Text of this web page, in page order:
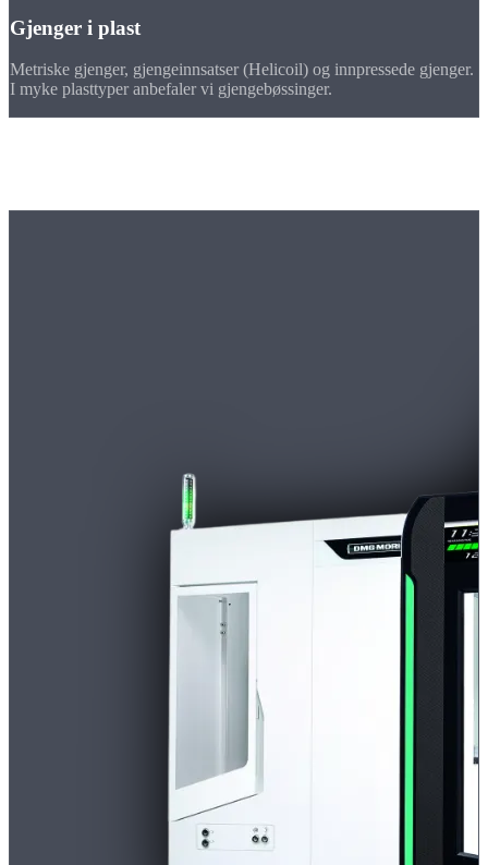
Gjenger i plast
Metriske gjenger, gjengeinnsatser (Helicoil) og innpressede gjenger.
I myke plasttyper anbefaler vi gjengebøssinger.